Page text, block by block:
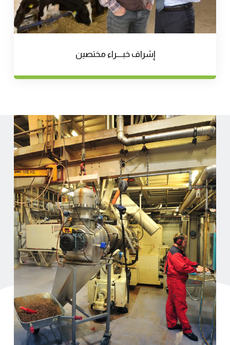
إشراف خبــــراء مختصين